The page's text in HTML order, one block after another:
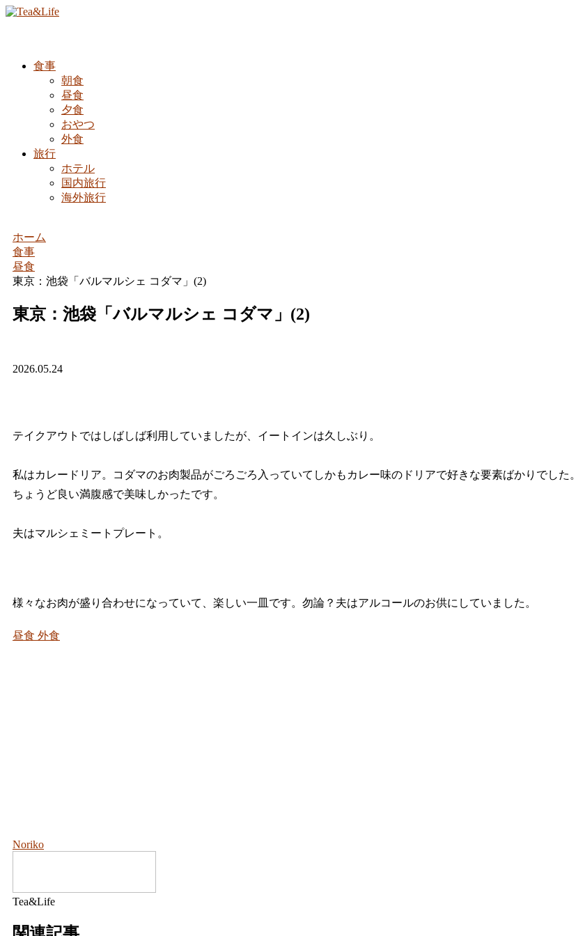
食事
朝食
昼食
夕食
おやつ
外食
旅行
ホテル
国内旅行
海外旅行
ホーム
食事
昼食
東京：池袋「バルマルシェ コダマ」(2)
東京：池袋「バルマルシェ コダマ」(2)
2026.05.24
テイクアウトではしばしば利用していましたが、イートインは久しぶり。
私はカレードリア。コダマのお肉製品がごろごろ入っていてしかもカレー味のドリアで好きな要素ばかりでした。
ちょうど良い満腹感で美味しかったです。
夫はマルシェミートプレート。
様々なお肉が盛り合わせになっていて、楽しい一皿です。勿論？夫はアルコールのお供にしていました。
昼食 外食
Noriko
Tea&Life